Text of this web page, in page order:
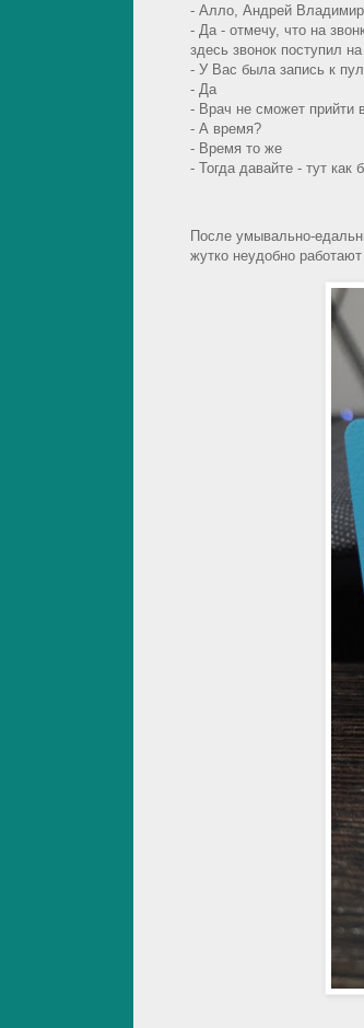
- Алло, Андрей
- Да - отмечу, что на
здесь звонок поступил
- У Вас была запись к
- Да
- Врач не сможет прийти
- А время?
- Время то же
- Тогда давайте - тут как
После умывально-
жутко неудобно